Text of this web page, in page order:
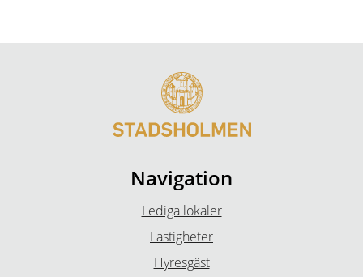
Navigation
Lediga lokaler
Fastigheter
Hyresgäst